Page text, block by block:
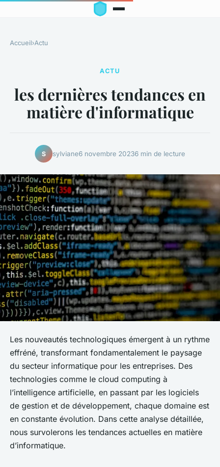
Accueil›Actu
ACTU
les dernières tendances en
matière d'informatique
S sylviane6 novembre 20236 min de lecture
Les nouveautés technologiques émergent à un rythme
effréné, transformant fondamentalement le paysage
du secteur informatique pour les entreprises. Des
technologies comme le cloud computing à
l’intelligence artificielle, en passant par les logiciels
de gestion et de développement, chaque domaine est
en constante évolution. Dans cette analyse détaillée,
nous survolerons les tendances actuelles en matière
d’informatique.